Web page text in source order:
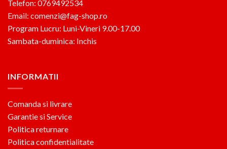
Telefon: 0769492534
Email: comenzi@fag-shop.ro
Program Lucru: Luni-Vineri 9.00-17.00
Sambata-duminica: Inchis
INFORMATII
Comanda si livrare
Garantie si Service
Politica returnare
Politica confidentialitate